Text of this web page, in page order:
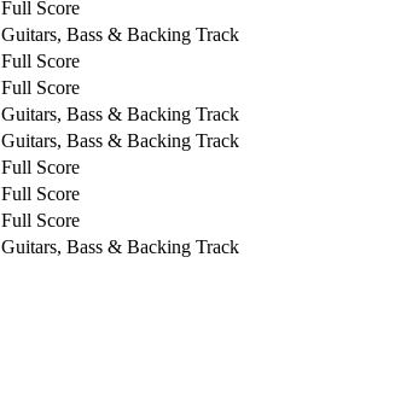
Full Score
Guitars, Bass & Backing Track
Full Score
Full Score
Guitars, Bass & Backing Track
Guitars, Bass & Backing Track
Full Score
Full Score
Full Score
Guitars, Bass & Backing Track